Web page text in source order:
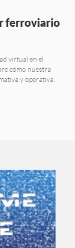
ferroviario
virtual en el
cómo nuestra
y operativa.